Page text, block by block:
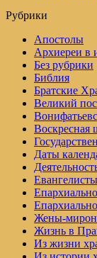
Рубрики
Апостолы
Архиереи в
Без рубрики
Библия
Братские
Великий
Воскресная
Даты
Евангелисты
Жены-
Жизнь в
Из жизни